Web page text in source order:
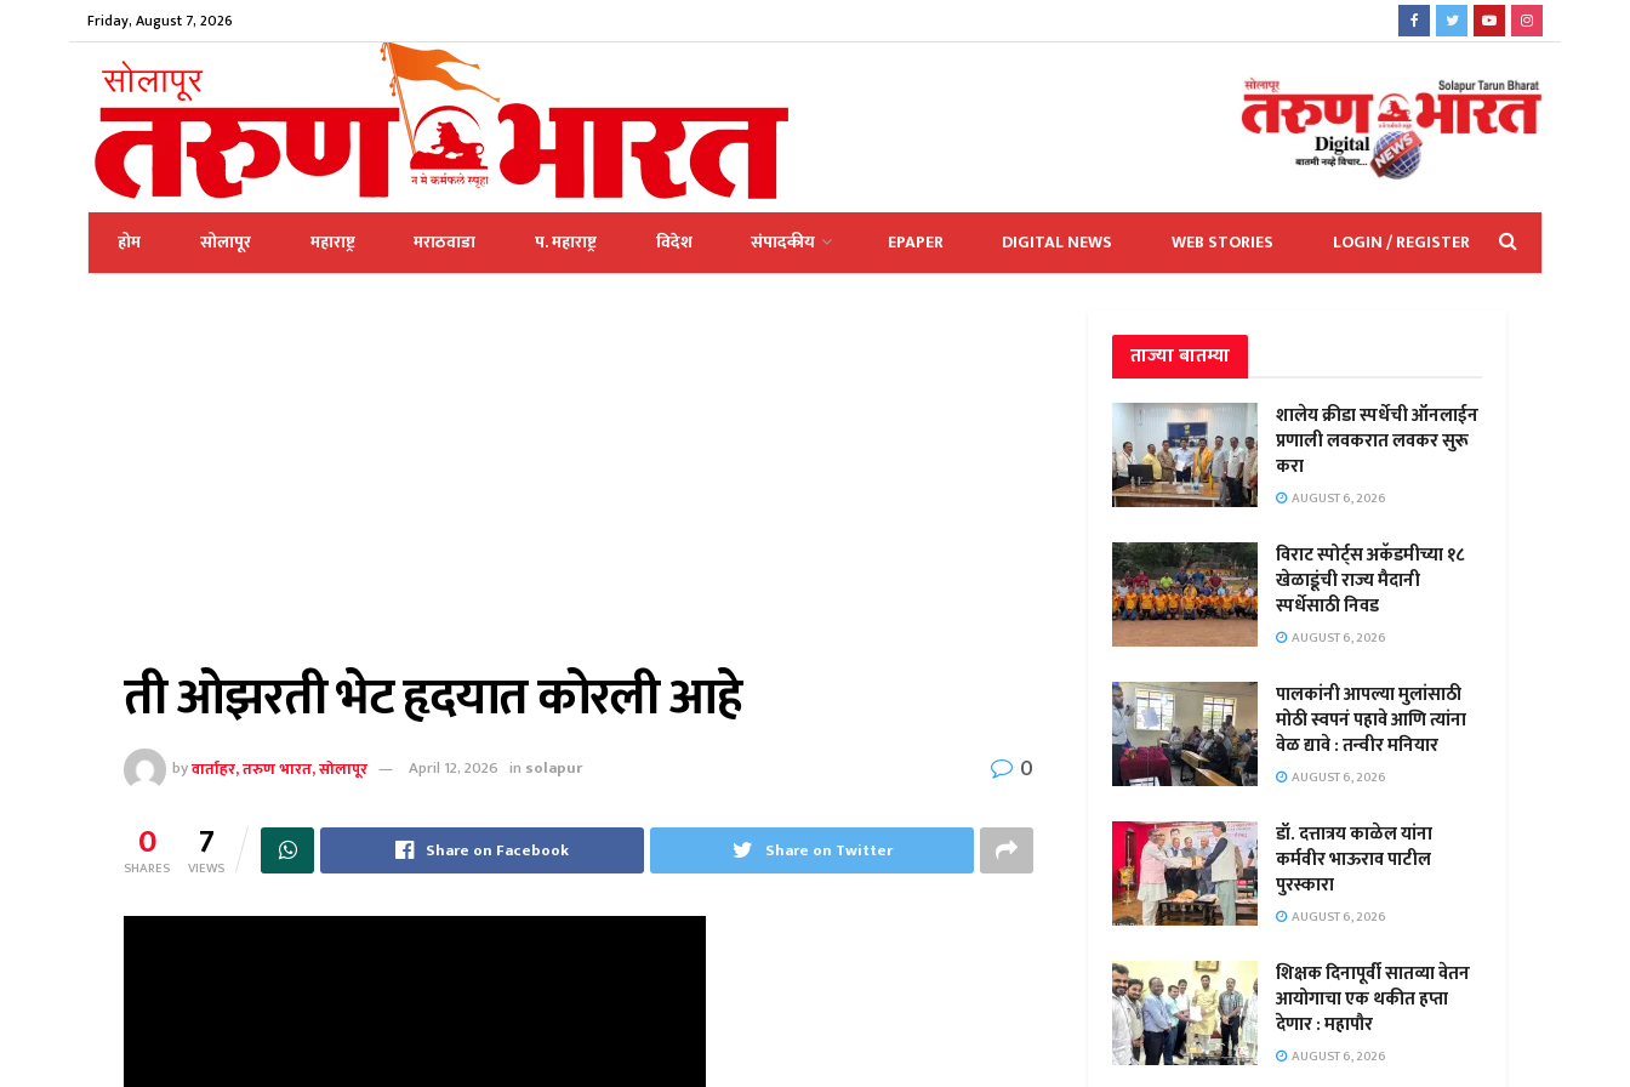
Friday, August 7, 2026
होम सोलापूर महाराष्ट्र मराठवाडा प. महाराष्ट्र विदेश संपादकीय EPAPER DIGITAL NEWS WEB STORIES LOGIN / REGISTER
ती ओझरती भेट हृदयात कोरली आहे
byवार्ताहर, तरुण भारत, सोलापूर April 12, 2026 in solapur 0
0
SHARES 7
VIEWS
Share on Facebook Share on Twitter
ताज्या बातम्या
शालेय क्रीडा स्पर्धेची ऑनलाईन
प्रणाली लवकरात लवकर सुरू
करा
AUGUST 6, 2026
विराट स्पोर्ट्स अकॅडमीच्या १८
खेळाडूंची राज्य मैदानी
स्पर्धेसाठी निवड
AUGUST 6, 2026
पालकांनी आपल्या मुलांसाठी
मोठी स्वपनं पहावे आणि त्यांना
वेळ द्यावे : तन्वीर मनियार
AUGUST 6, 2026
डॉ. दत्तात्रय काळेल यांना
कर्मवीर भाऊराव पाटील
पुरस्कारा
AUGUST 6, 2026
शिक्षक दिनापूर्वी सातव्या वेतन
आयोगाचा एक थकीत हप्ता
देणार : महापौर
AUGUST 6, 2026